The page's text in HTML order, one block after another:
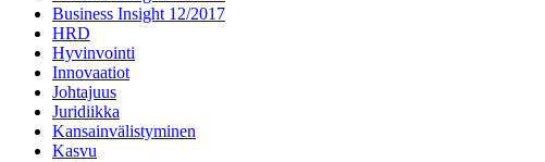
Business Insight 12/2017
HRD
Hyvinvointi
Innovaatiot
Johtajuus
Juridiikka
Kansainvälistyminen
Kasvu